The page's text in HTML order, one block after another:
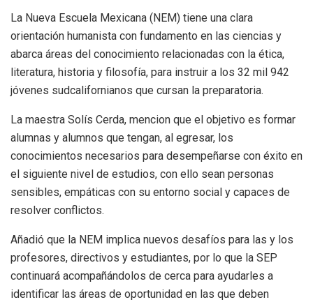
La Nueva Escuela Mexicana (NEM) tiene una clara
orientación humanista con fundamento en las ciencias y
abarca áreas del conocimiento relacionadas con la ética,
literatura, historia y filosofía, para instruir a los 32 mil 942
jóvenes sudcalifornianos que cursan la preparatoria.
La maestra Solís Cerda, mencion que el objetivo es formar
alumnas y alumnos que tengan, al egresar, los
conocimientos necesarios para desempeñarse con éxito en
el siguiente nivel de estudios, con ello sean personas
sensibles, empáticas con su entorno social y capaces de
resolver conflictos.
Añadió que la NEM implica nuevos desafíos para las y los
profesores, directivos y estudiantes, por lo que la SEP
continuará acompañándolos de cerca para ayudarles a
identificar las áreas de oportunidad en las que deben